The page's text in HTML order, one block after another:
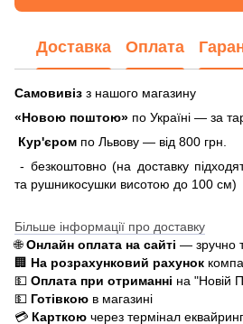
Доставка Оплата
Самовивіз з нашого магазину
«Новою поштою» по Україні — за
Кур'єром по Львову — від 800 грн.
- безкоштовно (на доставку
та рушникосушки висотою до 100 см)
Більше інформації про доставку
🌐Онлайн оплата на сайті — зручно
🏢 На розрахунковий рахунок
💵 Оплата при отриманні на "Новій
💵 Готівкою в магазині
💳 Карткою через термінал